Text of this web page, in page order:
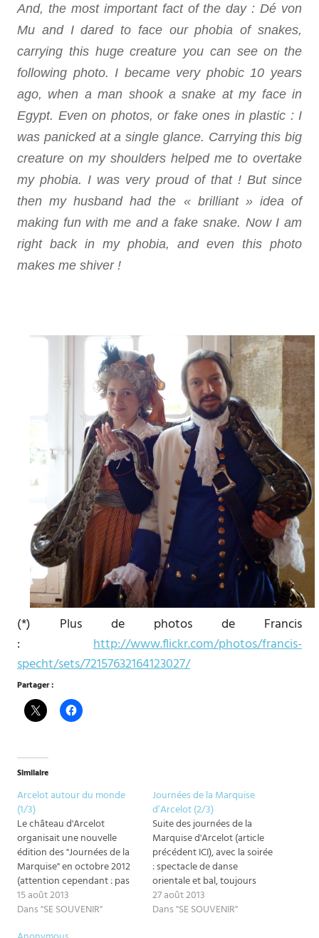
And, the most important fact of the day : Dé von
Mu and I dared to face our phobia of snakes,
carrying this huge creature you can see on the
following photo. I became very phobic 10 years
ago, when a man shook a snake at my face in
Egypt. Even on photos, or fake ones in plastic : I
was panicked at a single glance. Carrying this big
creature on my shoulders helped me to overtake
my phobia. I was very proud of that ! But since
then my husband had the « brilliant » idea of
making fun with me and a fake snake. Now I am
right back in my phobia, and even this photo
makes me shiver !
(*) Plus de photos de Francis
: http://www.flickr.com/photos/francis-
specht/sets/72157632164123027/
Partager :
Similaire
Arcelot autour du monde
(1/3)
Le château d'Arcelot
organisait une nouvelle
édition des "Journées de la
Marquise" en octobre 2012
(attention cependant : pas
d'édition 2013 prévue car le
château a décidé de faire
15 août 2013
Dans "SE SOUVENIR"
Journées de la Marquise
d’Arcelot (2/3)
Suite des journées de la
Marquise d'Arcelot (article
précédent ICI), avec la soirée
: spectacle de danse
orientale et bal, toujours
avec le thème "le 18e autour
du monde". Mais je laisse les
27 août 2013
Dans "SE SOUVENIR"